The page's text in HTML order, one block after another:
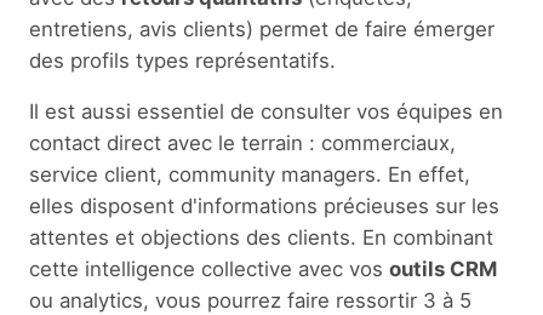
entretiens, avis clients) permet de faire émerger
des profils types représentatifs.
Il est aussi essentiel de consulter vos équipes en
contact direct avec le terrain : commerciaux,
service client, community managers. En effet,
elles disposent d'informations précieuses sur les
attentes et objections des clients. En combinant
cette intelligence collective avec vos outils CRM
ou analytics, vous pourrez faire ressortir 3 à 5